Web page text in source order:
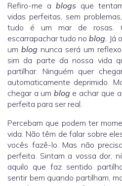
Refiro-me a blogs que
vidas perfeitas, sem
tudo é um mar de rosas.
escarrapachar tudo no blog. Já
um blog nunca será um
sim da parte da nossa vida
partilhar. Ninguém quer
automaticamente deprimido.
chegar a um blog e achar que
perfeita para ser real.
Percebam que podem ter
vida. Não têm de falar sobre
vocês fazê-lo. Mas não
perfeita. Sintam a vossa dor,
aquilo que faz sentido
sentir bem quando partilham,